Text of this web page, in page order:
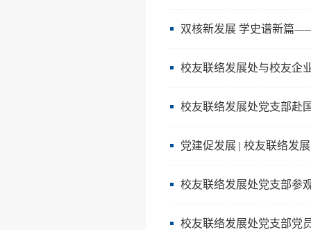
双核新发展 学史谱新篇
校友联络发展处与校友企
校友联络发展处党支部赴
党建促发展 | 校友联络发
校友联络发展处党支部参
校友联络发展处党支部党